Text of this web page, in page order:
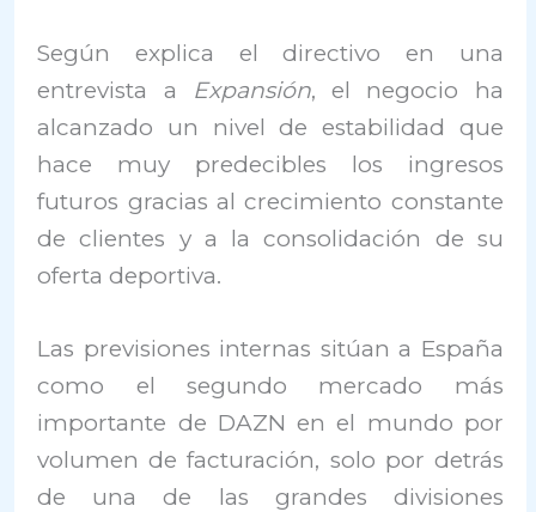
Según explica el directivo en una
entrevista a Expansión, el negocio ha
alcanzado un nivel de estabilidad que
hace muy predecibles los ingresos
futuros gracias al crecimiento constante
de clientes y a la consolidación de su
oferta deportiva.
Las previsiones internas sitúan a España
como el segundo mercado más
importante de DAZN en el mundo por
volumen de facturación, solo por detrás
de una de las grandes divisiones